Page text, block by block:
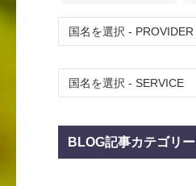
BLOG記事カテゴリー